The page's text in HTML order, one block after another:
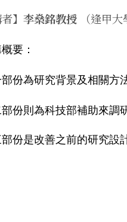
】 李燊銘教授 （逢甲
要：
份為研究背景及相關方
份則為科技部補助來調
份是改善之前的研究設